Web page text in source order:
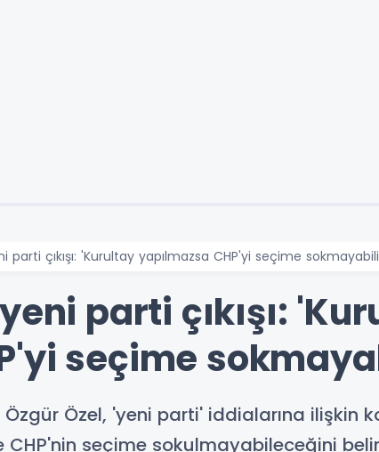
parti çıkışı: 'Kurultay yapılmazsa CHP'yi seçime
parti çıkışı:
seçime
Özgür Özel, 'yeni parti' iddialarına ilişkin
seçime sokulmayabileceğini